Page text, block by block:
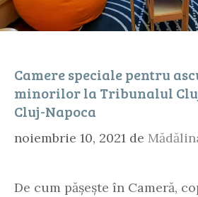
Camere speciale pentru
minorilor la Tribunalul
Cluj-Napoca
noiembrie 10, 2021 de
De cum pășește în Cameră,